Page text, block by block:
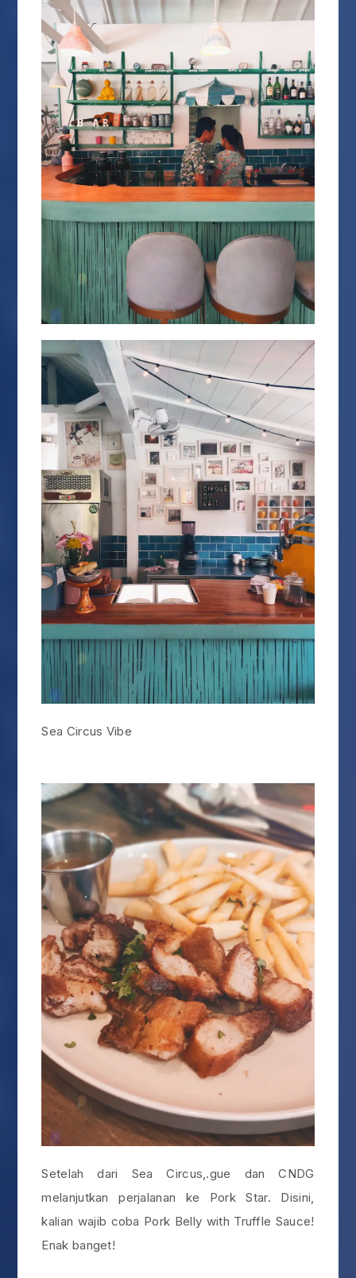
Sea Circus Vibe
Setelah dari Sea Circus,.gue dan CNDG
melanjutkan perjalanan ke Pork Star. Disini,
kalian wajib coba Pork Belly with Truffle Sauce!
Enak banget!